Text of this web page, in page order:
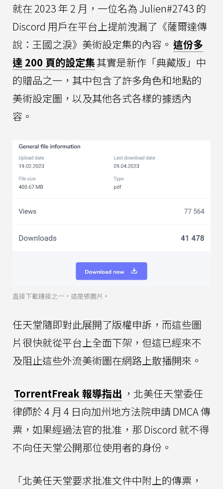
就在 2023 年 2 月，一位名為 Julien#2743 的
Discord 用戶在平台上提前洩漏了《薩爾達傳
說：王國之淚》美術設定集的內容。 這份多
達 200 頁的設定集其實是新作「典藏版」中
的贈品之一，其中包含了許多角色和地點的
美術設定圖，以及其他各式各樣的據透內
容。
直接下載鏈接之一，這是張圖片。
任天堂隨即對此展開了版權申訴，而這些圖
片很快就從平台上全面下架，但這已經來不
及阻止這些外流美術圖在網路上散播開來。
TorrentFreak 報導指出 ，北美任天堂委任
律師於 4 月 4 日向加州地方法院申請 DMCA 傳
票，如果經過法官的批准，那 Discord 就不得
不向任天堂公開那位使用者的身份。
「北美任天堂要求批准文件中附上的傳票，